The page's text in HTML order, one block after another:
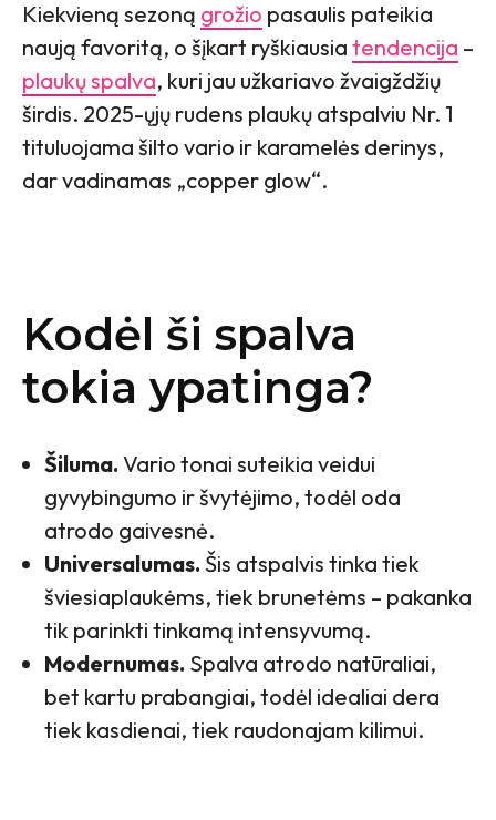
Kiekvieną sezoną grožio pasaulis pateikia
naują favoritą, o šįkart ryškiausia tendencija –
plaukų spalva, kuri jau užkariavo žvaigždžių
širdis. 2025-ųjų rudens plaukų atspalviu Nr. 1
tituluojama šilto vario ir karamelės derinys,
dar vadinamas „copper glow“.
Kodėl ši spalva
tokia ypatinga?
Šiluma. Vario tonai suteikia veidui
gyvybingumo ir švytėjimo, todėl oda
atrodo gaivesnė.
Universalumas. Šis atspalvis tinka tiek
šviesiaplaukėms, tiek brunetėms – pakanka
tik parinkti tinkamą intensyvumą.
Modernumas. Spalva atrodo natūraliai,
bet kartu prabangiai, todėl idealiai dera
tiek kasdienai, tiek raudonajam kilimui.